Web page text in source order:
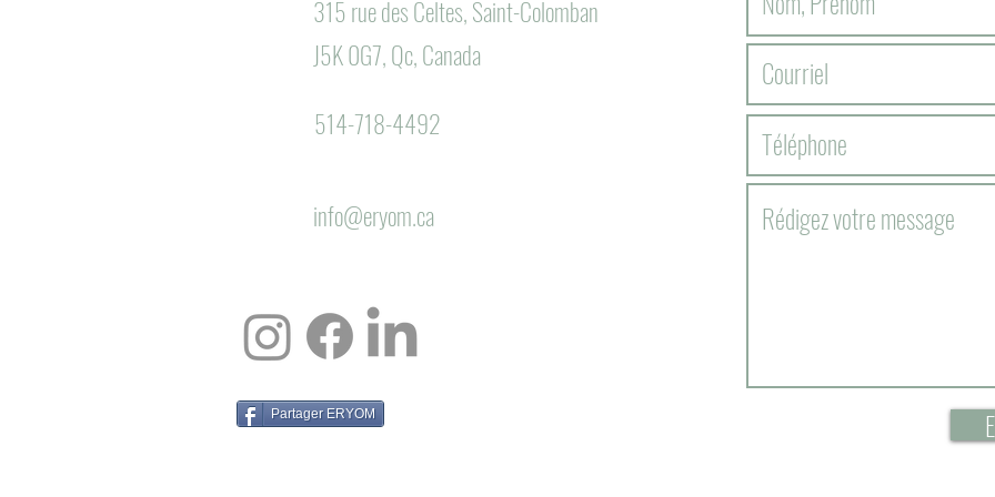
315 rue des Celtes, Saint-Colomban
J5K 0G7, Qc, Canada
514-718-4492
info@eryom.ca
Partager ERYOM